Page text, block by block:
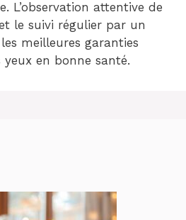
L’observation attentive de
le suivi régulier par un
meilleures garanties
en bonne santé.